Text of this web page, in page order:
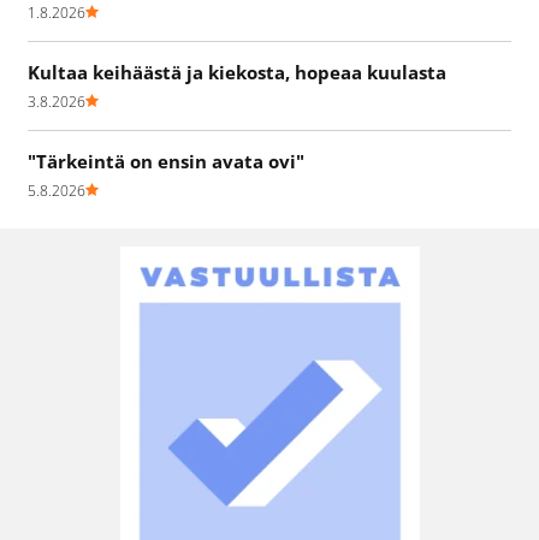
1.8.2026
Kultaa keihäästä ja kiekosta, hopeaa kuulasta
3.8.2026
"Tärkeintä on ensin avata ovi"
5.8.2026